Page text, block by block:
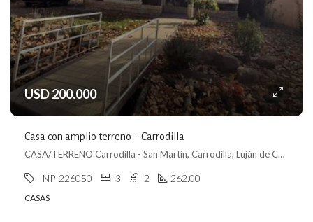
USD 200.000
Casa con amplio terreno – Carrodilla
CASA/TERRENO Carrodilla - San Martin, Carrodilla, Luján de Cuyo
INP-226050 3 2 262.00
CASAS